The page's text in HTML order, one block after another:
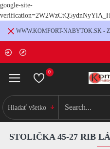
google-site-
WWW.KOMFORT-NABYTOK.SK -
0
Hladať všetko
STOLIČKA 45-27 RIB